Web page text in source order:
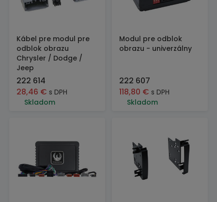
Kábel pre modul pre
odblok obrazu
Chrysler / Dodge /
Jeep
222 614
28,46 € s DPH
Skladom
Modul pre odblok
obrazu - univerzálny
222 607
118,80 € s DPH
Skladom